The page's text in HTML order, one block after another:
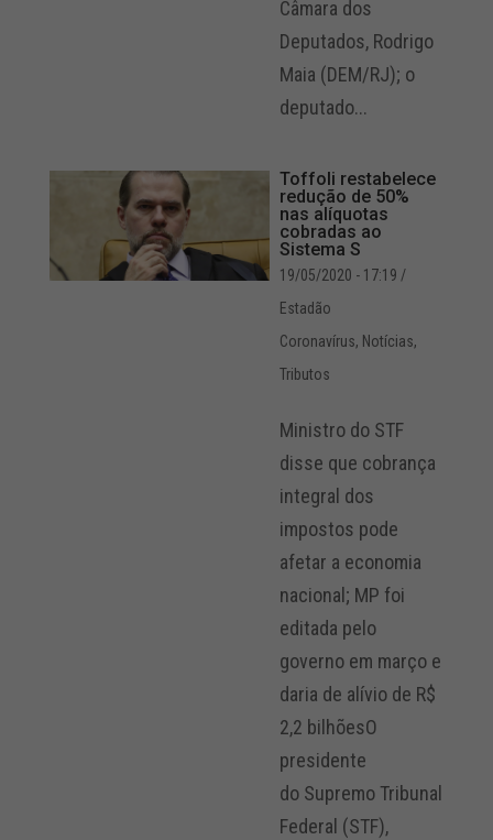
Câmara dos
Deputados, Rodrigo
Maia (DEM/RJ); o
deputado...
Toffoli restabelece
redução de 50%
nas alíquotas
cobradas ao
Sistema S
19/05/2020 - 17:19 /
Estadão
Coronavírus, Notícias,
Tributos
Ministro do STF
disse que cobrança
integral dos
impostos pode
afetar a economia
nacional; MP foi
editada pelo
governo em março e
daria de alívio de R$
2,2 bilhõesO
presidente
do Supremo Tribunal
Federal (STF),